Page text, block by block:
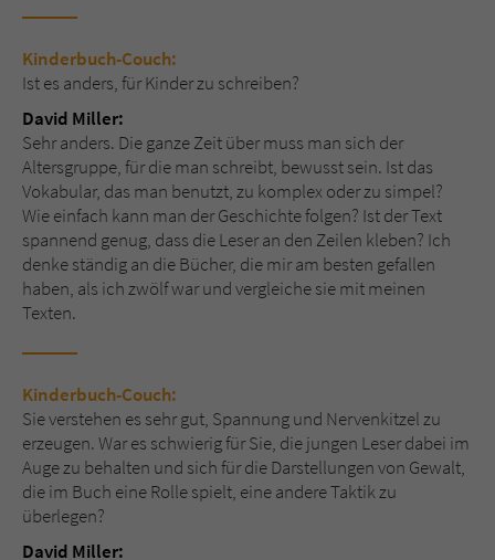
Kinderbuch-Couch:
Ist es anders, für Kinder zu schreiben?
David Miller:
Sehr anders. Die ganze Zeit über muss man sich der
Altersgruppe, für die man schreibt, bewusst sein. Ist das
Vokabular, das man benutzt, zu komplex oder zu simpel?
Wie einfach kann man der Geschichte folgen? Ist der Text
spannend genug, dass die Leser an den Zeilen kleben? Ich
denke ständig an die Bücher, die mir am besten gefallen
haben, als ich zwölf war und vergleiche sie mit meinen
Texten.
Kinderbuch-Couch:
Sie verstehen es sehr gut, Spannung und Nervenkitzel zu
erzeugen. War es schwierig für Sie, die jungen Leser dabei im
Auge zu behalten und sich für die Darstellungen von Gewalt,
die im Buch eine Rolle spielt, eine andere Taktik zu
überlegen?
David Miller: